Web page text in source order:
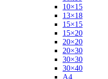
10×15
13×18
15×15
15×20
20×20
20×30
30×30
30×40
A4